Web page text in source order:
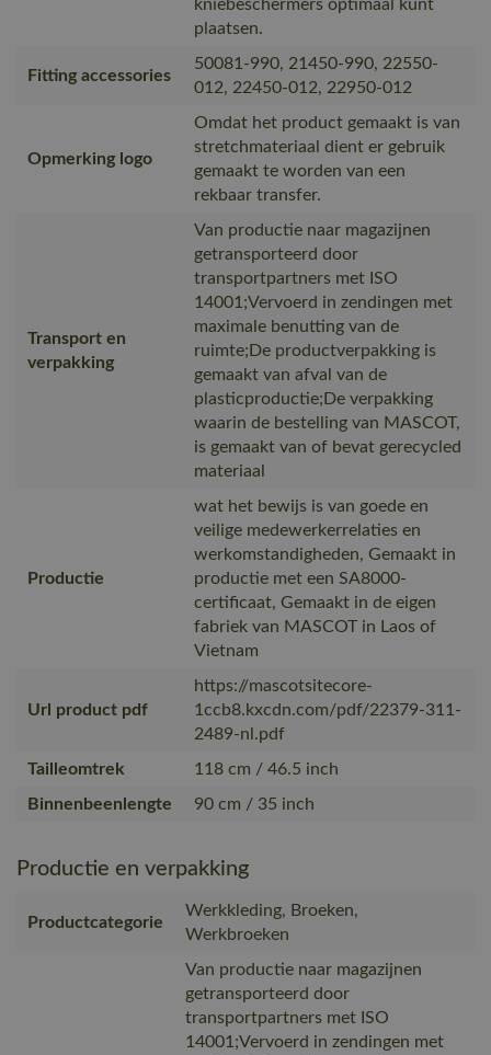
kniebeschermers optimaal kunt
plaatsen.
Fitting accessories
50081-990, 21450-990, 22550-
012, 22450-012, 22950-012
Opmerking logo
Omdat het product gemaakt is van
stretchmateriaal dient er gebruik
gemaakt te worden van een
rekbaar transfer.
Transport en
verpakking
Van productie naar magazijnen
getransporteerd door
transportpartners met ISO
14001;Vervoerd in zendingen met
maximale benutting van de
ruimte;De productverpakking is
gemaakt van afval van de
plasticproductie;De verpakking
waarin de bestelling van MASCOT,
is gemaakt van of bevat gerecycled
materiaal
Productie
wat het bewijs is van goede en
veilige medewerkerrelaties en
werkomstandigheden, Gemaakt in
productie met een SA8000-
certificaat, Gemaakt in de eigen
fabriek van MASCOT in Laos of
Vietnam
Url product pdf
https://mascotsitecore-
1ccb8.kxcdn.com/pdf/22379-311-
2489-nl.pdf
Tailleomtrek
118 cm / 46.5 inch
Binnenbeenlengte
90 cm / 35 inch
Productie en verpakking
Productcategorie
Werkkleding, Broeken,
Werkbroeken
Van productie naar magazijnen
getransporteerd door
transportpartners met ISO
14001;Vervoerd in zendingen met